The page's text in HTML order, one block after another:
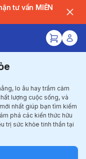
lo âu hay trầm cảm
lượng cuộc sống, và
nhất giúp bạn tìm kiếm
phá các kiến thức hữu
trị sức khỏe tinh thần tại